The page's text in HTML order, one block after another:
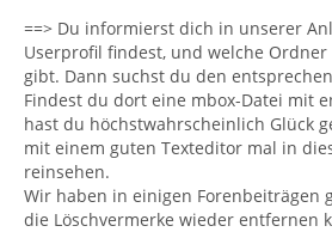
==> Du informierst dich in unserer
Userprofil findest, und welche
gibt. Dann suchst du den
Findest du dort eine mbox-Datei mit
hast du höchstwahrscheinlich Glück
mit einem guten Texteditor mal in
reinsehen.
Wir haben in einigen Forenbeiträgen
die Löschvermerke wieder entfernen